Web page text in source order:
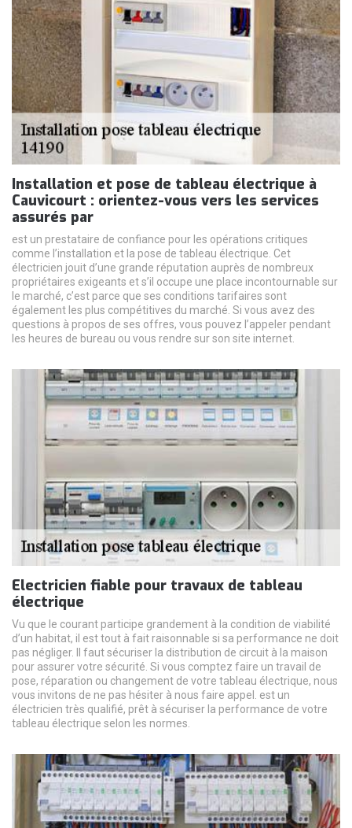
Installation et pose de tableau électrique à
Cauvicourt : orientez-vous vers les services
assurés par
est un prestataire de confiance pour les opérations critiques
comme l’installation et la pose de tableau électrique. Cet
électricien jouit d’une grande réputation auprès de nombreux
propriétaires exigeants et s’il occupe une place incontournable sur
le marché, c’est parce que ses conditions tarifaires sont
également les plus compétitives du marché. Si vous avez des
questions à propos de ses offres, vous pouvez l’appeler pendant
les heures de bureau ou vous rendre sur son site internet.
Electricien fiable pour travaux de tableau
électrique
Vu que le courant participe grandement à la condition de viabilité
d’un habitat, il est tout à fait raisonnable si sa performance ne doit
pas négliger. Il faut sécuriser la distribution de circuit à la maison
pour assurer votre sécurité. Si vous comptez faire un travail de
pose, réparation ou changement de votre tableau électrique, nous
vous invitons de ne pas hésiter à nous faire appel. est un
électricien très qualifié, prêt à sécuriser la performance de votre
tableau électrique selon les normes.